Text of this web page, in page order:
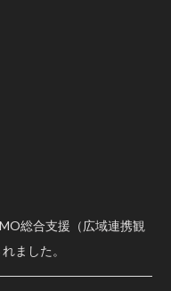
総合支援（広域連携観
ました。